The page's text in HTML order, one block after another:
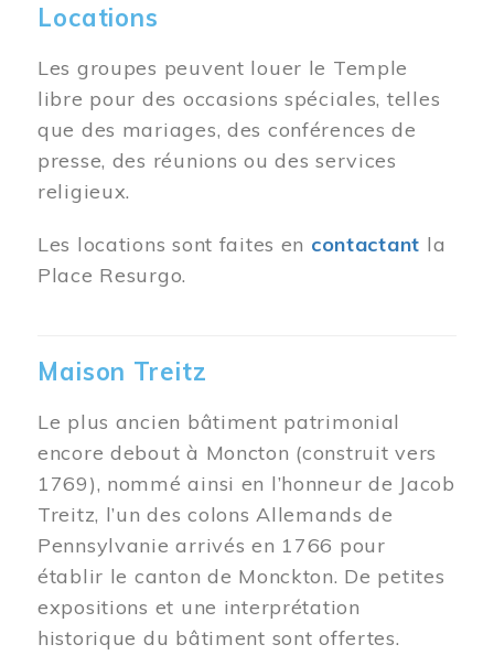
Locations
Les groupes peuvent louer le Temple
libre pour des occasions spéciales, telles
que des mariages, des conférences de
presse, des réunions ou des services
religieux.
Les locations sont faites en contactant la
Place Resurgo.
Maison Treitz
Le plus ancien bâtiment patrimonial
encore debout à Moncton (construit vers
1769), nommé ainsi en l’honneur de Jacob
Treitz, l’un des colons Allemands de
Pennsylvanie arrivés en 1766 pour
établir le canton de Monckton. De petites
expositions et une interprétation
historique du bâtiment sont offertes.